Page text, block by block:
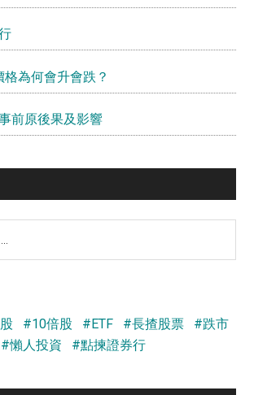
為何會升會跌？
前原後果及影響
#10倍股 #ETF #長揸股票
#跌市
#懶人投資 #點揀證券行